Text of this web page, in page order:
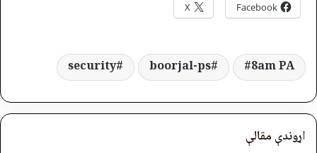
Facebook
X
8am PA
boorjal-ps
security
اړوندې مقالې